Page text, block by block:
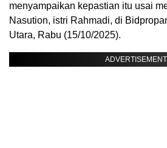
menyampaikan kepastian itu usai
Nasution, istri Rahmadi, di
Utara, Rabu (15/10/2025).
ADVERTISEMENT